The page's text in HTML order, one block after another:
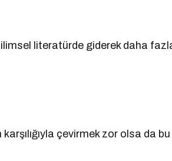
literatürde giderek daha
çevirmek zor olsa da